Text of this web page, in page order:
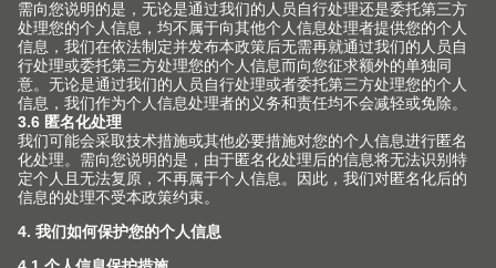
用于钢制分隔框的横隔断